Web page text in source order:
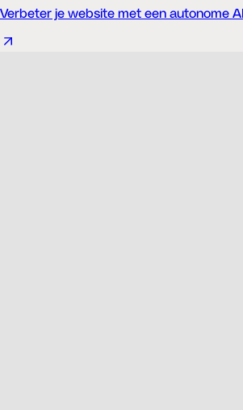
Verbeter je website met een autonome AI